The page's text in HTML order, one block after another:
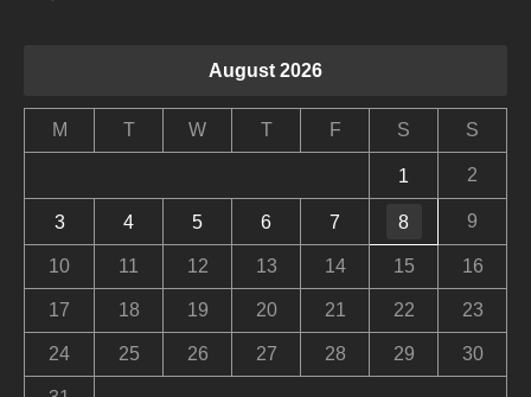
August 2026
M T W T F S S
1 2
3 4 5 6 7 8 9
10 11 12 13 14 15 16
17 18 19 20 21 22 23
24 25 26 27 28 29 30